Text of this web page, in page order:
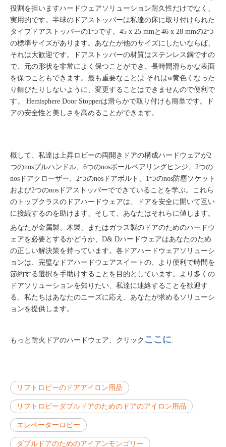
役割を担いますハードウェアソリューション耐久性だけでなく、
実用的です。半球のドアストッパーは私達の床に取り付けられた
タイプドアストッパーの1つです。 45 x 25 mmと46 x 28 mmの2つ
の標準サイズがあります。あなたが他のサイズにしたいならば、
それは大歓迎です。ドアストッパーの材質はステンレス鋼ですの
で、元の形状を非常によく保つことができ、長時間滑らかな表面
を保つこともできます。最も重要なことは それはw黄色くなった
り錆びたりしないように、変更することはできませんので便利で
す。 Hemisphere Door Stopperは滑らかで取り付けも簡単です。ド
アの安全性と美しさを高めることができます。
概して、 私達は上昇ロビーの両開きドアの構成ハードウェアが2
つのnosプルハンドル、6つのnosボールベアリングヒンジ、2つの
nosドアクローザー、2つのnosドアボルト、1つのnos防塵ソケット
および2つのnosドアストッパーでできていることを学ぶ。これら
のトップクラスのドアハードウェアは、ドアを安全に開いて互い
に接続するのを助けます、そして、あなたはそれらに値します。
あなたが金属製、木製、またはガラス製のドアのためのハードウ
ェアを必要とするかどうか、D& Dハードウェアはあなたのため
の正しい解決策を持っています。各ドアハードウェアソリューシ
ョンは、完璧なドアハードウェアスイートの、より便利で時間を
節約する選択を手助けすることを目的としています。より多くの
ドアソリューションを知りたい、私達に連絡することを歓迎す
る、私たちはあなたのニーズに応え、あなたが求めるソリューシ
ョンを提供します。
もっと耐火ドアのハードウェア、クリック ここに
リフトロビーのドアアイロン用品
リフトロビーダブルドアのためのドアのアイロン用品
エレベーターロビー
ダブルドアのためのアイアンモンゴリー